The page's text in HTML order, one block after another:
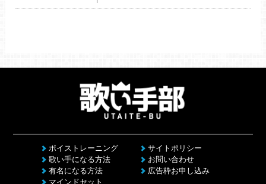
ボイストレーニング
歌い手になる方法
有名になる方法
マインドセット
サイトポリシー
お問い合わせ
広告枠お申し込み